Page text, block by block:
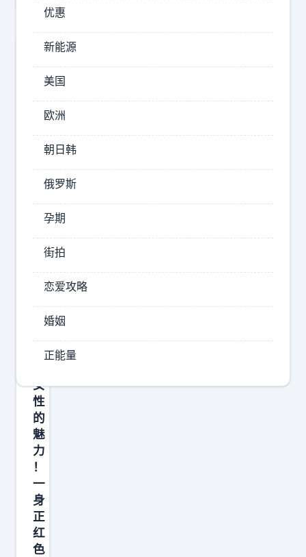
张
天
爱
亮
相
活
红
成
女
性
的
魅
力
！
一
身
正
红
色
优惠
新能源
美国
欧洲
朝日韩
俄罗斯
孕期
街拍
恋爱攻略
婚姻
正能量